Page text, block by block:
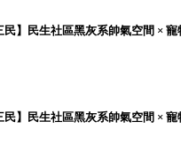
民】民生社區黑灰系帥氣空間 ×
民】民生社區黑灰系帥氣空間 ×